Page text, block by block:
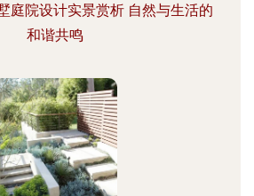
庭院设计实景赏析 自然与生活的
和谐共鸣